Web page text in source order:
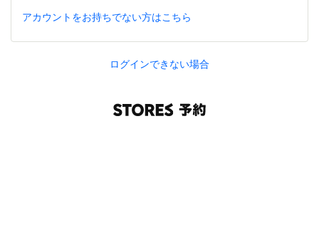
アカウントをお持ちでない方はこちら
ログインできない場合